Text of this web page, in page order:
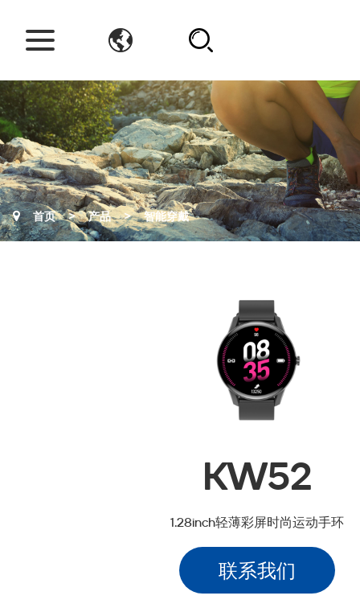
首页 > 产品 > 智能穿戴
KW52
1.28inch轻薄彩屏时尚运动手环
联系我们